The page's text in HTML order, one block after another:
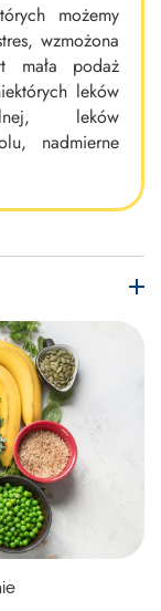
możemy
wzmożona
mała podaż
leków
leków
nadmierne